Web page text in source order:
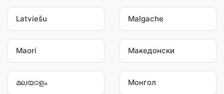
Latviešu Malgache
Maori Македонски
മലയാളം Монгол